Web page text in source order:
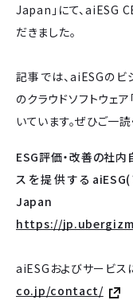
Japan」にて、aiESG
だきました。
記事では、aiESGの
のクラウドソフトウェ
いています。ぜひご一読
ESG評価・改善の社
スを提供する
Japan
https://
aiESGおよびサービス
co.jp/contact/